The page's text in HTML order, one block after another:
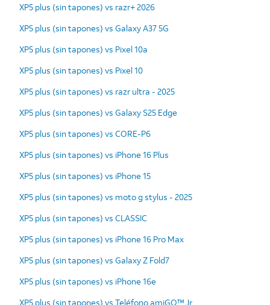
XP5 plus (sin tapones) vs razr+ 2026
XP5 plus (sin tapones) vs Galaxy A37 5G
XP5 plus (sin tapones) vs Pixel 10a
XP5 plus (sin tapones) vs Pixel 10
XP5 plus (sin tapones) vs razr ultra - 2025
XP5 plus (sin tapones) vs Galaxy S25 Edge
XP5 plus (sin tapones) vs CORE-P6
XP5 plus (sin tapones) vs iPhone 16 Plus
XP5 plus (sin tapones) vs iPhone 15
XP5 plus (sin tapones) vs moto g stylus - 2025
XP5 plus (sin tapones) vs CLASSIC
XP5 plus (sin tapones) vs iPhone 16 Pro Max
XP5 plus (sin tapones) vs Galaxy Z Fold7
XP5 plus (sin tapones) vs iPhone 16e
XP5 plus (sin tapones) vs Teléfono amiGO™ Jr.